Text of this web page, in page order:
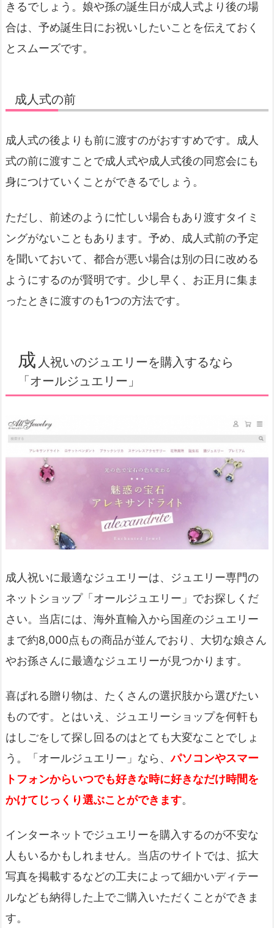
きるでしょう。娘や孫の誕生日が成人式より後の場
合は、予め誕生日にお祝いしたいことを伝えておく
とスムーズです。
成人式の前
成人式の後よりも前に渡すのがおすすめです。成人
式の前に渡すことで成人式や成人式後の同窓会にも
身につけていくことができるでしょう。
ただし、前述のように忙しい場合もあり渡すタイミ
ングがないこともあります。予め、成人式前の予定
を聞いておいて、都合が悪い場合は別の日に改める
ようにするのが賢明です。少し早く、お正月に集ま
ったときに渡すのも1つの方法です。
成 人祝いのジュエリーを購入するなら
「オールジュエリー」
成人祝いに最適なジュエリーは、ジュエリー専門の
ネットショップ「オールジュエリー」でお探しくだ
さい。当店には、海外直輸入から国産のジュエリー
まで約8,000点もの商品が並んでおり、大切な娘さん
やお孫さんに最適なジュエリーが見つかります。
喜ばれる贈り物は、たくさんの選択肢から選びたい
ものです。とはいえ、ジュエリーショップを何軒も
はしごをして探し回るのはとても大変なことでしょ
う。「オールジュエリー」なら、パソコンやスマー
トフォンからいつでも好きな時に好きなだけ時間を
かけてじっくり選ぶことができます。
インターネットでジュエリーを購入するのが不安な
人もいるかもしれません。当店のサイトでは、拡大
写真を掲載するなどの工夫によって細かいディテー
ルなども納得した上でご購入いただくことができま
す。